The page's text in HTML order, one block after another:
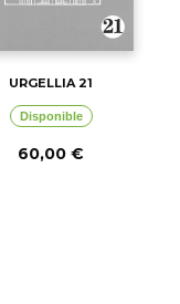
URGELLIA 21
Disponible
60,00 €